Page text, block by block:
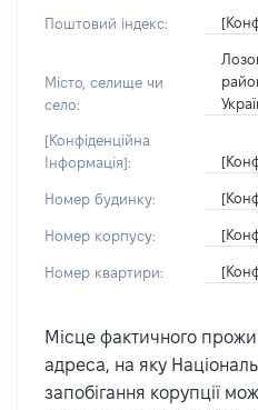
Поштовий індекс:
Місто, селище чи
село:
[Конфіденційна
Інформація]:
Номер будинку:
Номер корпусу:
Номер квартири:
Місце фактичного
адреса, на яку
запобігання корупції